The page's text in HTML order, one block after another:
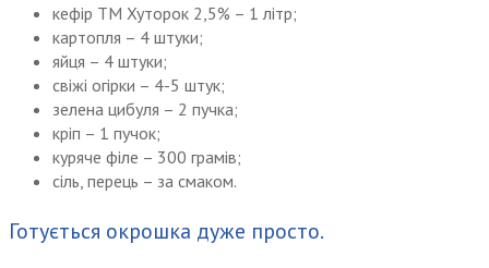
кефір ТМ Хуторок 2,5% – 1 літр;
картопля – 4 штуки;
яйця – 4 штуки;
свіжі огірки – 4-5 штук;
зелена цибуля – 2 пучка;
кріп – 1 пучок;
куряче філе – 300 грамів;
сіль, перець – за смаком.
Готується окрошка дуже просто.